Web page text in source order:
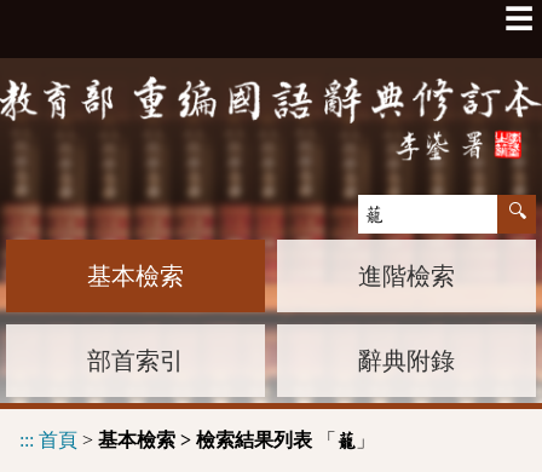
☰
基本檢索 進階檢索
部首索引 辭典附錄
::: 首頁 > 基本檢索 > 檢索結果列表 「 蘢 」